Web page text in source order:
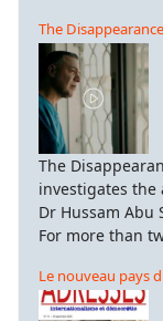
The
The
investigates the
Dr Hussam Abu
For more than
Le nouveau pays